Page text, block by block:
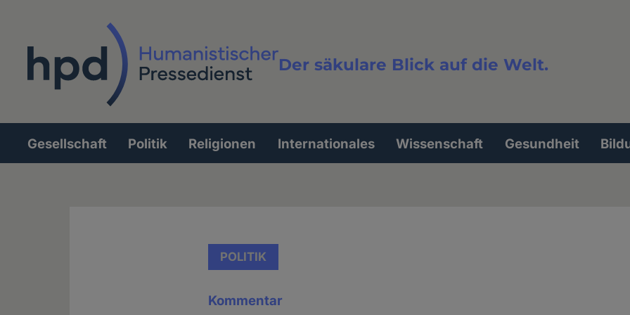
Der säkulare Blick auf die Welt.
Volltextsuche
Hauptnavigation
Gesellschaft Politik Religionen Internationales Wissenschaft Gesundheit
POLITIK
Kommentar